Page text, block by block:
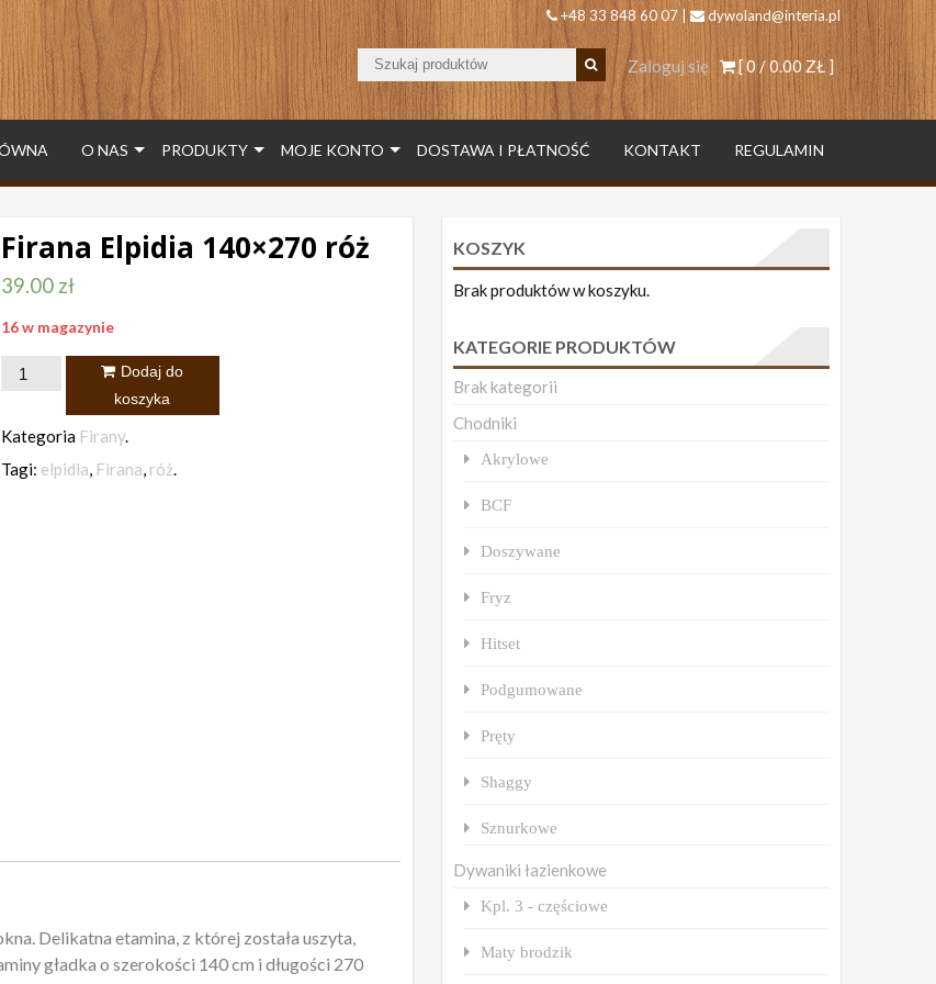
+48 33 848 60 07 | dywoland@interia.pl
[ 0 /0.00 ZŁ]
Zaloguj się
O NAS PRODUKTY MOJE KONTO DOSTAWA I PŁATNOŚĆ KONTAKT REGULAMIN
Firana Elpidia 140×270 róż
39.00 zł
16 w magazynie
ilość
Elpidia
Dodaj do
koszyka
Kategoria Firany.
Tagi: elpidia, Firana, róż.
Delikatna etamina, z której została uszyta,
gładka o szerokości 140 cm i długości 270
KOSZYK
Brak produktów w koszyku.
KATEGORIE PRODUKTÓW
Brak kategorii
Chodniki
Akrylowe
BCF
Doszywane
Fryz
Hitset
Podgumowane
Pręty
Shaggy
Sznurkowe
Dywaniki łazienkowe
Kpl. 3 - częściowe
Maty brodzik